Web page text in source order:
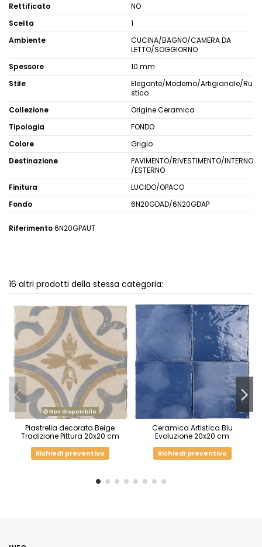
Rettificato
NO
Scelta
1
Ambiente
CUCINA/BAGNO/CAMERA DA
LETTO/SOGGIORNO
Spessore
10 mm
Stile
Elegante/Moderno/Artigianale/Ru
stico
Collezione
Origine Ceramica
Tipologia
FONDO
Colore
Grigio
Destinazione
PAVIMENTO/RIVESTIMENTO/INTERNO
/ESTERNO
Finitura
LUCIDO/OPACO
Fondo
6N20GDAD/6N20GDAP
Riferimento6N20GPAUT
16 altri prodotti della stessa categoria:
Non disponibile
Piastrella decorata Beige
Tradizione Pittura 20x20 cm
Richiedi preventivo
Ceramica Artistica Blu
Evoluzione 20x20 cm
Richiedi preventivo